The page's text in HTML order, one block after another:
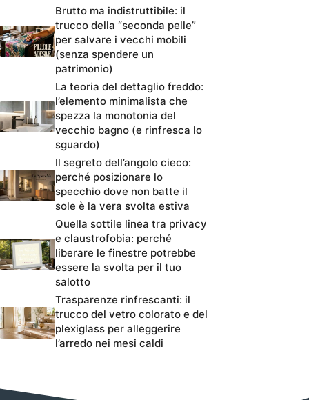
Brutto ma indistruttibile: il
trucco della “seconda pelle”
per salvare i vecchi mobili
(senza spendere un
patrimonio)
La teoria del dettaglio freddo:
l’elemento minimalista che
spezza la monotonia del
vecchio bagno (e rinfresca lo
sguardo)
Il segreto dell’angolo cieco:
perché posizionare lo
specchio dove non batte il
sole è la vera svolta estiva
Quella sottile linea tra privacy
e claustrofobia: perché
liberare le finestre potrebbe
essere la svolta per il tuo
salotto
Trasparenze rinfrescanti: il
trucco del vetro colorato e del
plexiglass per alleggerire
l’arredo nei mesi caldi